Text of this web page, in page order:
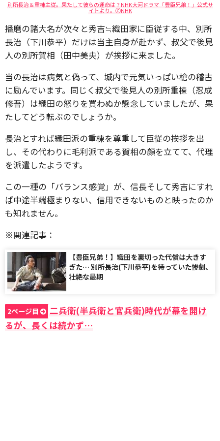
別所長治＆重棟主従。果たして彼らの運命は？NHK大河ドラマ「豊臣兄弟！」公式サ
イトより。🄫NHK
播磨の諸大名が次々と秀吉≒織田家に臣従する中、別所
長治（下川恭平）だけは当主自身が赴かず、叔父で後見
人の別所賀相（田中美央）が挨拶に来ました。
当の長治は病気と偽って、城内で元気いっぱい槍の稽古
に励んでいます。同じく叔父で後見人の別所重棟（忍成
修吾）は織田の怒りを買わぬか懸念していましたが、果
たしてどう転ぶのでしょうか。
長治とすれば織田派の重棟を尊重して臣従の挨拶を出
し、その代わりに毛利派である賀相の顔を立てて、代理
を派遣したようです。
この一種の「バランス感覚」が、信長そして秀吉にすれ
ば中途半端極まりない、信用できないものと映ったのか
も知れません。
※関連記事：
【豊臣兄弟！】織田を裏切った代償は大きす
ぎた… 別所長治(下川恭平)を待っていた惨劇、
壮絶な最期
2ページ目
二兵衛(半兵衛と官兵衛)時代が幕を開け
るが、長くは続かず…